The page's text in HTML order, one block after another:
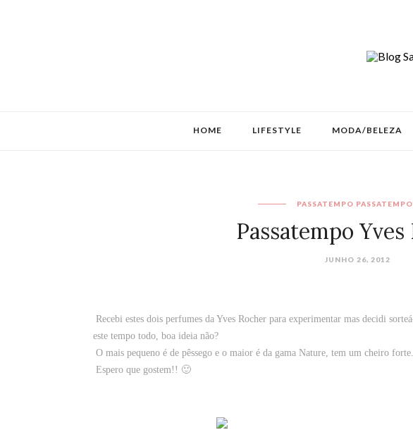
HOME LIFESTYLE MODA/BELEZA
PASSATEMPO
Passatempo Yves
JUNHO 26, 2012
Recebi estes dois perfumes da Yves Rocher para experimentar mas decidi
este tempo todo, boa ideia não?
O mais pequeno é de pêssego e o maior é da gama Nature, tem um cheiro forte.
Espero que gostem!! 🙂